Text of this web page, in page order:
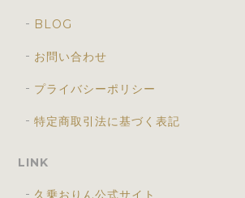
BLOG
お問い合わせ
プライバシーポリシー
特定商取引法に基づく表記
LINK
久乗おりん公式サイト